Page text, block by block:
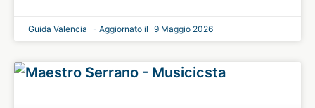
Guida Valencia 9 Maggio 2026